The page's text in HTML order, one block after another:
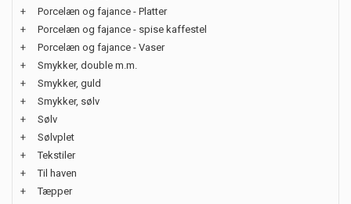
+
Porcelæn og fajance - Platter
+
Porcelæn og fajance - spise kaffestel
+
Porcelæn og fajance - Vaser
+
Smykker, double m.m.
+
Smykker, guld
+
Smykker, sølv
+
Sølv
+
Sølvplet
+
Tekstiler
+
Til haven
+
Tæpper